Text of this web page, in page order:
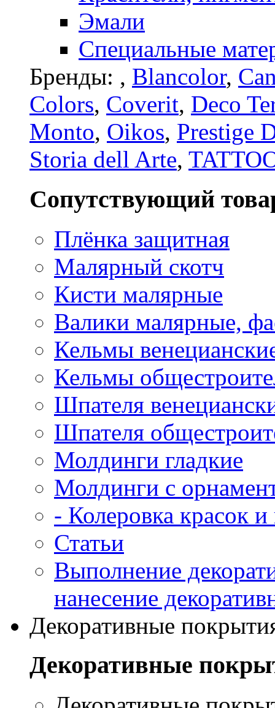
Эмали
Специальные
Бренды: , Blancolor,
Colors, Coverit, Deco
Monto, Oikos, Prestige
Storia dell Arte,
Сопутствующий
Плёнка защитная
Малярный скотч
Кисти малярные
Валики малярные,
Кельмы
Кельмы
Шпателя
Шпателя
Молдинги гладкие
Молдинги с
- Колеровка красок
Статьи
Выполнение
нанесение
Декоративные
Декоративные